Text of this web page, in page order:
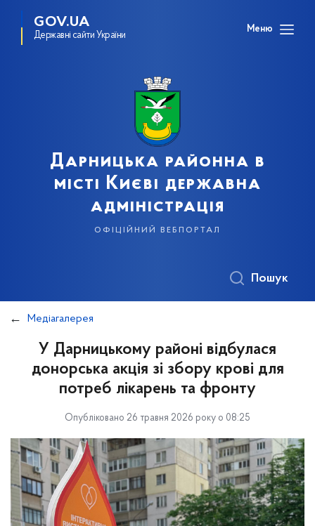
GOV.UA
Державні сайти України
Меню
Дарницька районна в
місті Києві державна
адміністрація
офіційний вебпортал
Пошук
Медіагалерея
У Дарницькому районі відбулася
донорська акція зі збору крові для
потреб лікарень та фронту
Опубліковано 26 травня 2026 року о 08:25